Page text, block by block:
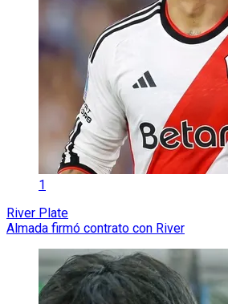
1
River Plate
Almada firmó contrato con River